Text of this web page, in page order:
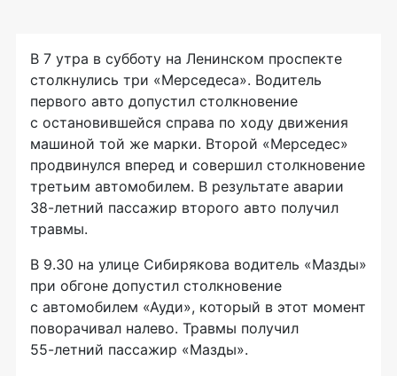
В 7 утра в субботу на Ленинском проспекте
столкнулись три «Мерседеса». Водитель
первого авто допустил столкновение
с остановившейся справа по ходу движения
машиной той же марки. Второй «Мерседес»
продвинулся вперед и совершил столкновение
третьим автомобилем. В результате аварии
38-летний пассажир второго авто получил
травмы.
В 9.30 на улице Сибирякова водитель «Мазды»
при обгоне допустил столкновение
с автомобилем «Ауди», который в этот момент
поворачивал налево. Травмы получил
55-летний пассажир «Мазды».